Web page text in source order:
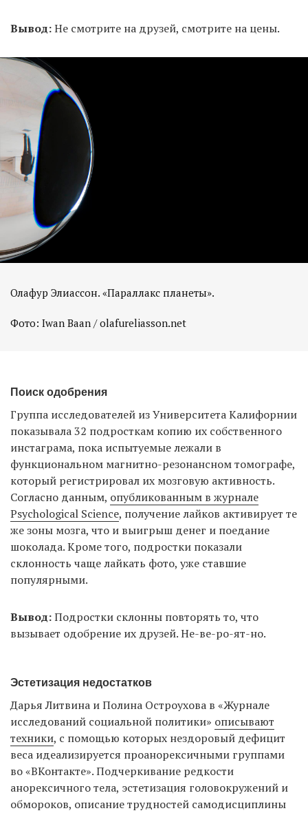
Вывод:Не смотрите на друзей, смотрите на цены.
Олафур Элиассон. «Параллакс планеты».
Фото: Iwan Baan / olafureliasson.net
Поиск одобрения
Группа исследователей из Университета Калифорнии
показывала 32 подросткам копию их собственного
инстаграма, пока испытуемые лежали в
функциональном магнитно-резонансном томографе,
который регистрировал их мозговую активность.
Согласно данным, опубликованным в журнале
Psychological Science, получение лайков активирует те
же зоны мозга, что и выигрыш денег и поедание
шоколада. Кроме того, подростки показали
склонность чаще лайкать фото, уже ставшие
популярными.
Вывод:Подростки склонны повторять то, что
вызывает одобрение их друзей. Не-ве-ро-ят-но.
Эстетизация недостатков
Дарья Литвина и Полина Остроухова в «Журнале
исследований социальной политики» описывают
техники, с помощью которых нездоровый дефицит
веса идеализируется проанорексичными группами
во «ВКонтакте». Подчеркивание редкости
анорексичного тела, эстетизация головокружений и
обмороков, описание трудностей самодисциплины